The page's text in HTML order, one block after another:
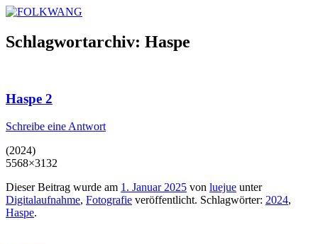
Schlagwortarchiv: Haspe
Haspe 2
Schreibe eine Antwort
(2024)
5568×3132
Dieser Beitrag wurde am 1. Januar 2025 von luejue unter
Digitalaufnahme, Fotografie veröffentlicht. Schlagwörter: 2024,
Haspe.